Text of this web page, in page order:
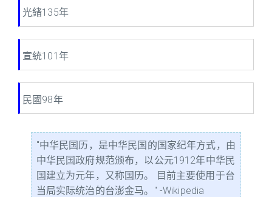
光緒135年
宣統101年
民國98年
"中华民国历，是中华民国的国家纪年方式，由
中华民国政府规范颁布，以公元1912年中华民
国建立为元年，又称国历。 目前主要使用于台
当局实际统治的台澎金马。" -Wikipedia